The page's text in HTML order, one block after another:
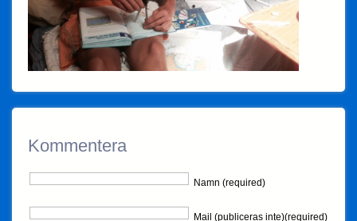
Kommentera
Namn (required)
Mail (publiceras inte)(required)